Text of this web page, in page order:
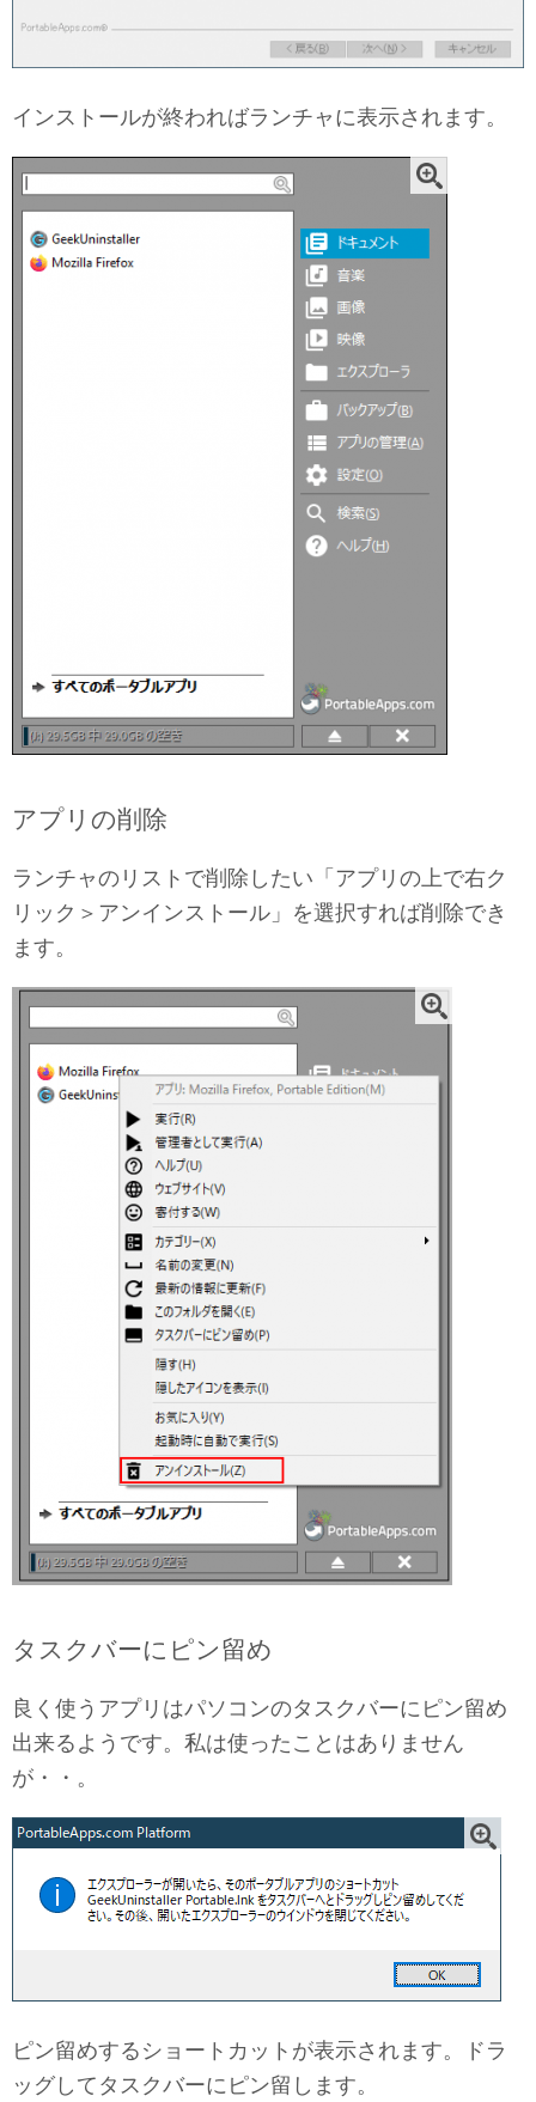
インストールが終わればランチャに表示されます。
アプリの削除
ランチャのリストで削除したい「アプリの上で右ク
リック＞アンインストール」を選択すれば削除でき
ます。
タスクバーにピン留め
良く使うアプリはパソコンのタスクバーにピン留め
出来るようです。私は使ったことはありません
が・・。
ピン留めするショートカットが表示されます。ドラ
ッグしてタスクバーにピン留します。